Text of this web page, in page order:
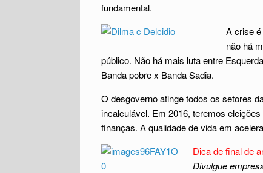
fundamental.
A crise
não há
público. Não há mais luta entre
Banda pobre x Banda Sadia.
O desgoverno atinge todos os setores
incalculável. Em 2016, teremos
finanças. A qualidade de vida em
Dica de final de
Divulgue